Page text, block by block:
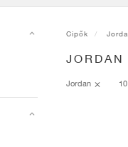
Cipők
Jordan 10